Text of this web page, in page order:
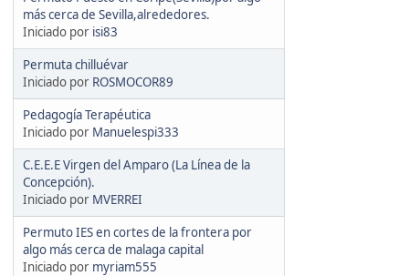
más cerca de Sevilla,alrededores.
Iniciado por isi83
Permuta chilluévar
Iniciado por ROSMOCOR89
Pedagogía Terapéutica
Iniciado por Manuelespi333
C.E.E.E Virgen del Amparo (La Línea de la
Concepción).
Iniciado por MVERREI
Permuto IES en cortes de la frontera por
algo más cerca de malaga capital
Iniciado por myriam555